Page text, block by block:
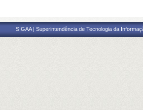
SIGAA | Superintendência de Tecnologia da